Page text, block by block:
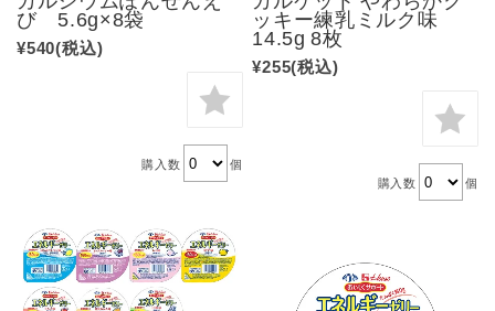
び 5.6g×8袋
¥540(税込)
購入数 個
ッキー練乳ミルク味
14.5g 8枚
¥255(税込)
購入数 個